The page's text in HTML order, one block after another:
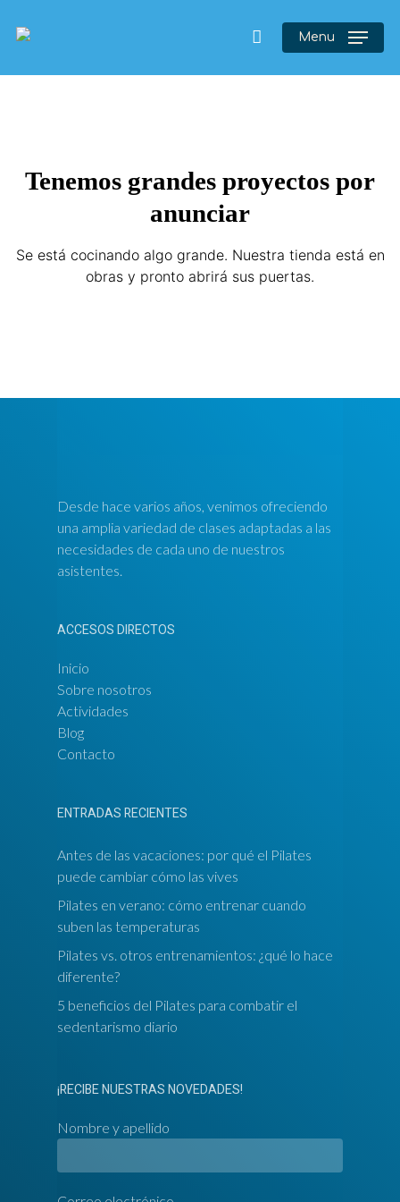
Menu
Tenemos grandes proyectos por
anunciar
Se está cocinando algo grande. Nuestra tienda está en
obras y pronto abrirá sus puertas.
Desde hace varios años, venimos ofreciendo
una amplia variedad de clases adaptadas a las
necesidades de cada uno de nuestros
asistentes.
ACCESOS DIRECTOS
Inicio
Sobre nosotros
Actividades
Blog
Contacto
ENTRADAS RECIENTES
Antes de las vacaciones: por qué el Pilates
puede cambiar cómo las vives
Pilates en verano: cómo entrenar cuando
suben las temperaturas
Pilates vs. otros entrenamientos: ¿qué lo hace
diferente?
5 beneficios del Pilates para combatir el
sedentarismo diario
¡RECIBE NUESTRAS NOVEDADES!
Nombre y apellido